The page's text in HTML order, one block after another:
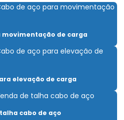
pontes rolantes
Monitoramento De Carga
movimentação de carga
elevação de carga
cabo de aço